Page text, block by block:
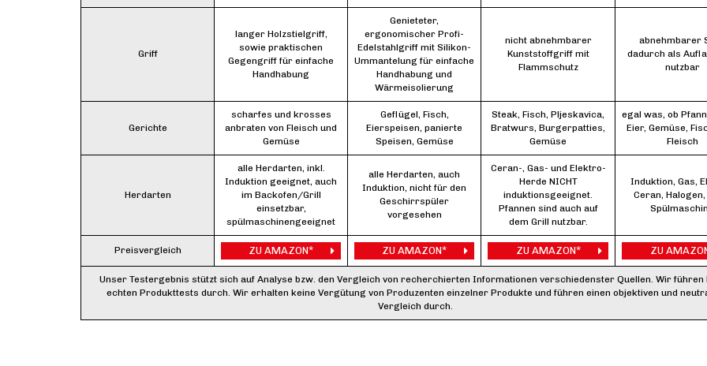
Griff
langer Holzstielgriff,
sowie praktischen
Gegengriff für einfache
Handhabung
Genieteter,
ergonomischer Profi-
Edelstahlgriff mit Silikon-
Ummantelung für einfache
Handhabung und
Wärmeisolierung
nicht abnehmbarer
Kunststoffgriff mit
Flammschutz
abnehmbarer
dadurch als
nutzbar
Gerichte
scharfes und krosses
anbraten von Fleisch und
Gemüse
Geflügel, Fisch,
Eierspeisen, panierte
Speisen, Gemüse
Steak, Fisch, Pljeskavica,
Bratwurs, Burgerpatties,
Gemüse
egal was, ob
Eier, Gemüse,
Fleisch
Herdarten
alle Herdarten, inkl.
Induktion geeignet, auch
im Backofen/Grill
einsetzbar,
spülmaschinengeeignet
alle Herdarten, auch
Induktion, nicht für den
Geschirrspüler
vorgesehen
Ceran-, Gas- und Elektro-
Herde NICHT
induktionsgeeignet.
Pfannen sind auch auf
dem Grill nutzbar.
Induktion, Gas,
Ceran, Halogen,
Preisvergleich ZU AMAZON* ZU AMAZON* ZU AMAZON* ZU
Unser Testergebnis stützt sich auf Analyse bzw. den Vergleich von recherchierten Informationen verschiedenster Quellen. Wir führen
echten Produkttests durch. Wir erhalten keine Vergütung von Produzenten einzelner Produkte und führen einen objektiven und
Vergleich durch.